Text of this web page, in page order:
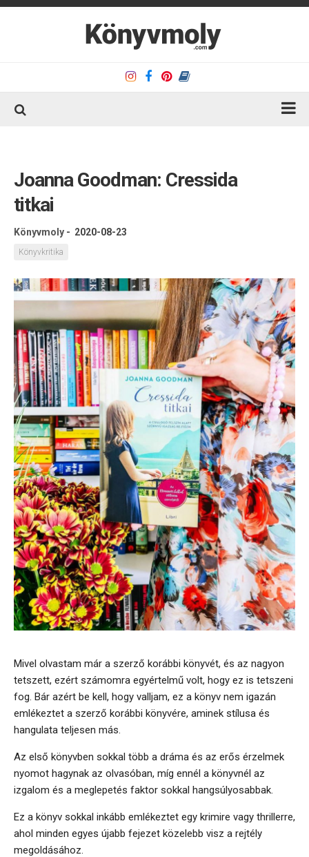
Könyvajánló
Kapcsolat
Olvasó sarok
Rólam
Joanna Goodman: Cressida
titkai
Könyvmoly - 2020-08-23
Könyvkritika
Mivel olvastam már a szerző korábbi könyvét, és az nagyon
tetszett, ezért számomra egyértelmű volt, hogy ez is tetszeni
fog. Bár azért be kell, hogy valljam, ez a könyv nem igazán
emlékeztet a szerző korábbi könyvére, aminek stílusa és
hangulata teljesen más.
Az első könyvben sokkal több a dráma és az erős érzelmek
nyomot hagynak az olvasóban, míg ennél a könyvnél az
izgalom és a meglepetés faktor sokkal hangsúlyosabbak.
Ez a könyv sokkal inkább emlékeztet egy krimire vagy thrillerre,
ahol minden egyes újabb fejezet közelebb visz a rejtély
megoldásához.